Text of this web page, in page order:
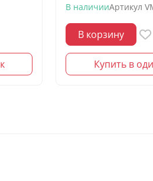
В наличииАртикул
В корзину
Купить в